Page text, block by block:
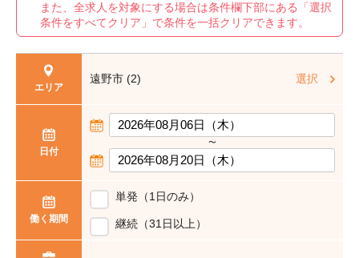
また、全求人を対象にする場合は条件欄下部にある「選択
条件をすべてクリア」で条件を一括クリアできます。
エリア
遠野市 (2) 選択
日付
〜
働く期間
単発（1日のみ）
継続（31日以上）